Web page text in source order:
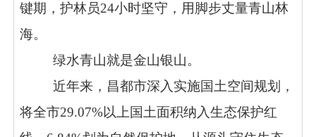
键期，护林员24小时坚守，用脚步丈量青山林
海。
绿水青山就是金山银山。
近年来，昌都市深入实施国土空间规划，
将全市29.07%以上国土面积纳入生态保护红